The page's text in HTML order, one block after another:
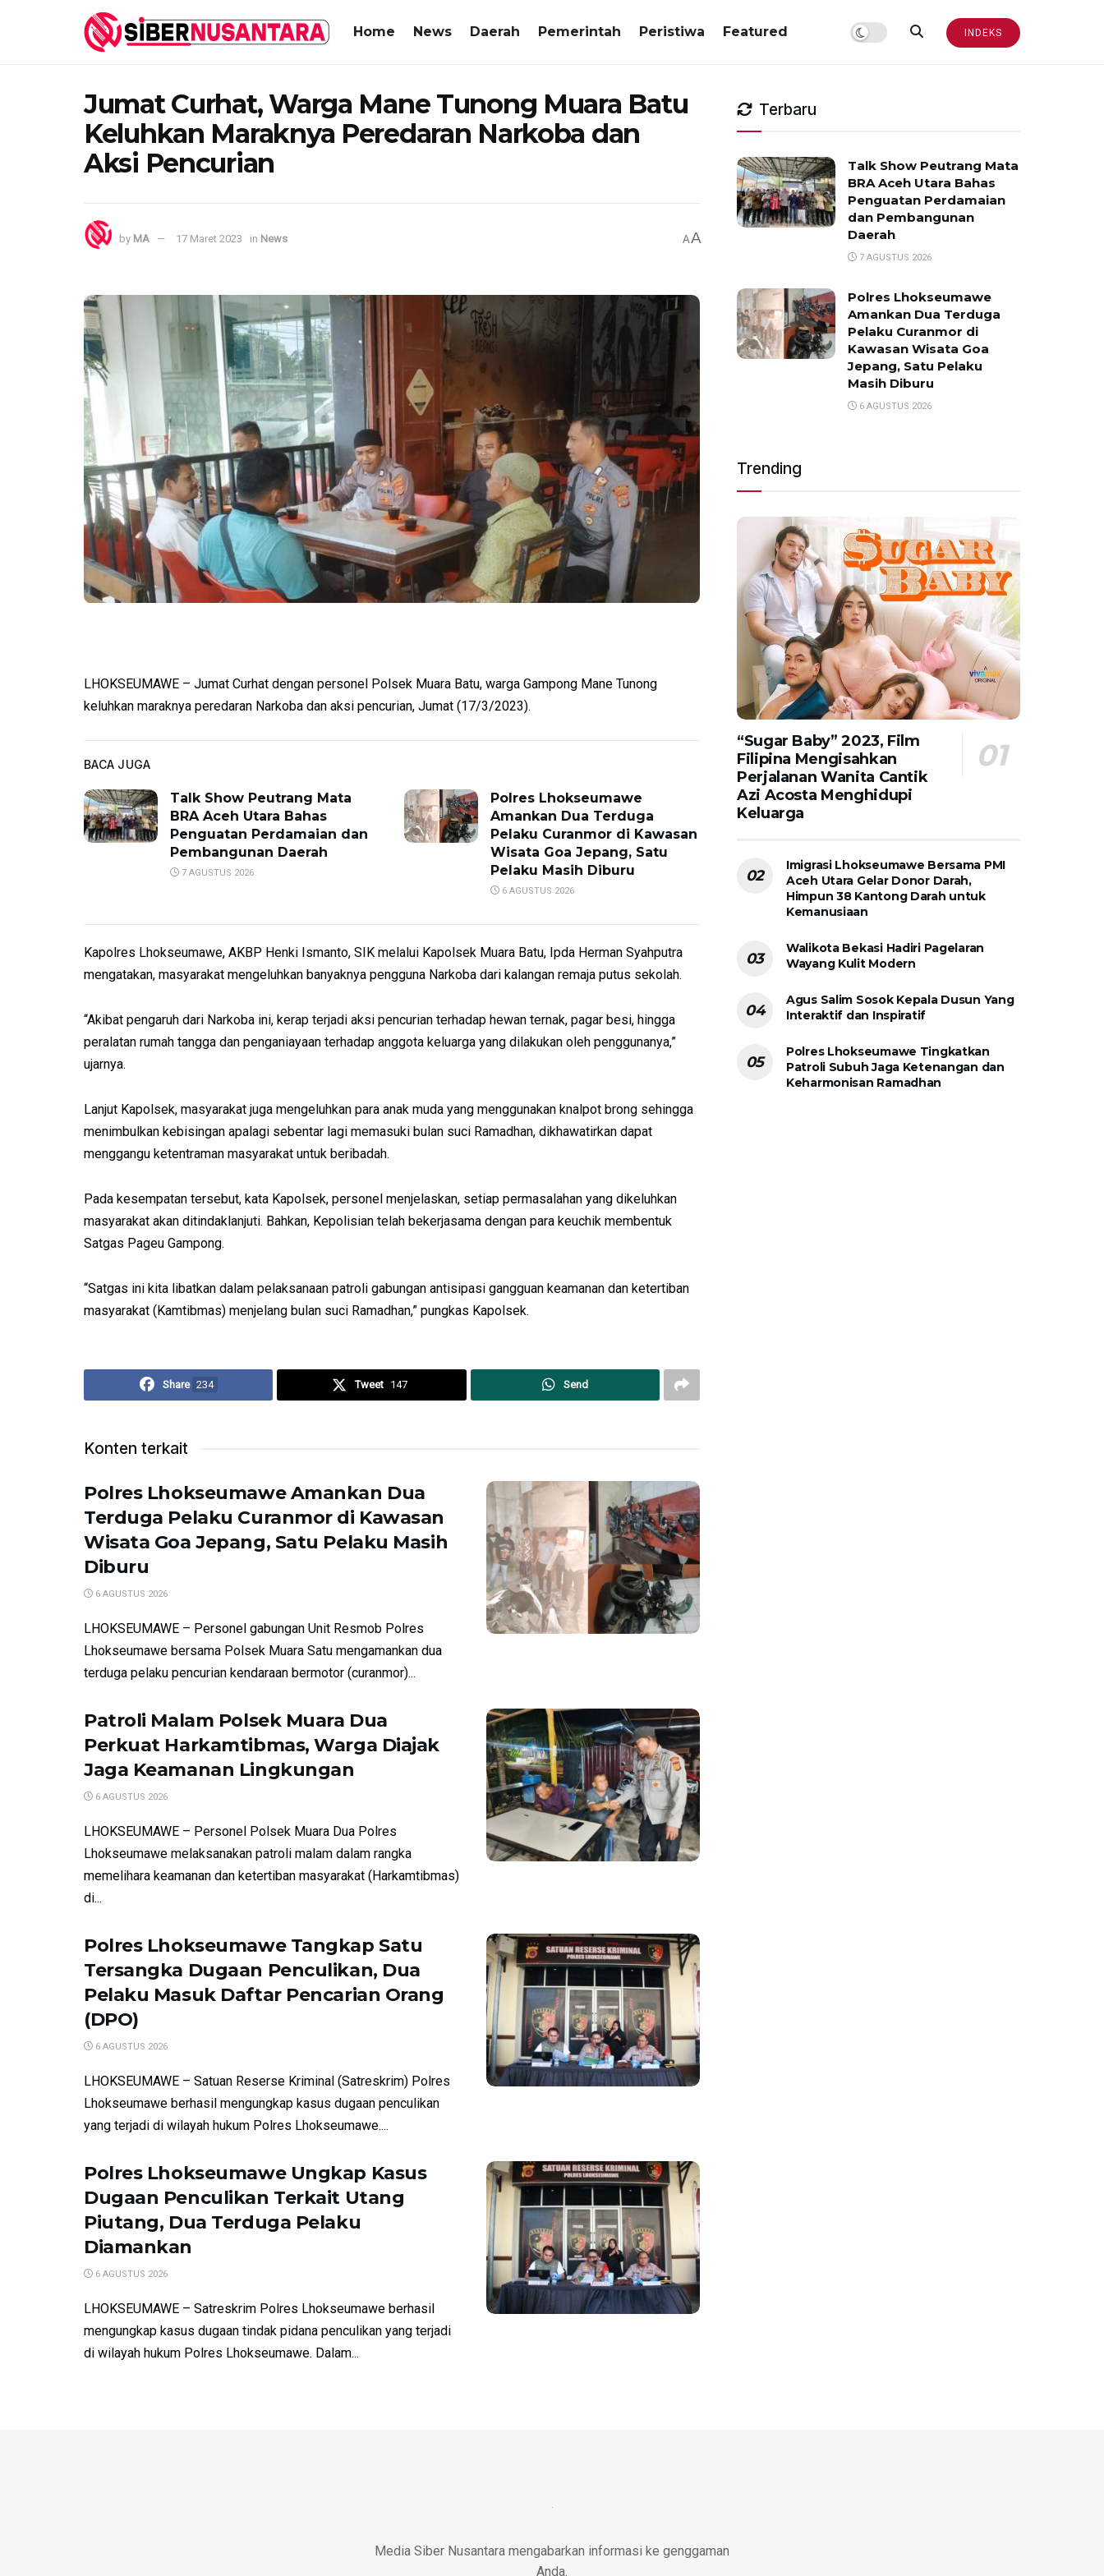
Home News Daerah Pemerintah Peristiwa Featured INDEKS
Jumat Curhat, Warga Mane Tunong Muara Batu
Keluhkan Maraknya Peredaran Narkoba dan
Aksi Pencurian
by MA 17 Maret 2023 in News AA
LHOKSEUMAWE – Jumat Curhat dengan personel Polsek Muara Batu, warga Gampong Mane Tunong
keluhkan maraknya peredaran Narkoba dan aksi pencurian, Jumat (17/3/2023).
BACA JUGA
Talk Show Peutrang Mata
BRA Aceh Utara Bahas
Penguatan Perdamaian dan
Pembangunan Daerah
7 AGUSTUS 2026
Polres Lhokseumawe
Amankan Dua Terduga
Pelaku Curanmor di Kawasan
Wisata Goa Jepang, Satu
Pelaku Masih Diburu
6 AGUSTUS 2026
Kapolres Lhokseumawe, AKBP Henki Ismanto, SIK melalui Kapolsek Muara Batu, Ipda Herman Syahputra
mengatakan, masyarakat mengeluhkan banyaknya pengguna Narkoba dari kalangan remaja putus sekolah.
“Akibat pengaruh dari Narkoba ini, kerap terjadi aksi pencurian terhadap hewan ternak, pagar besi, hingga
peralatan rumah tangga dan penganiayaan terhadap anggota keluarga yang dilakukan oleh penggunanya,”
ujarnya.
Lanjut Kapolsek, masyarakat juga mengeluhkan para anak muda yang menggunakan knalpot brong sehingga
menimbulkan kebisingan apalagi sebentar lagi memasuki bulan suci Ramadhan, dikhawatirkan dapat
menggangu ketentraman masyarakat untuk beribadah.
Pada kesempatan tersebut, kata Kapolsek, personel menjelaskan, setiap permasalahan yang dikeluhkan
masyarakat akan ditindaklanjuti. Bahkan, Kepolisian telah bekerjasama dengan para keuchik membentuk
Satgas Pageu Gampong.
“Satgas ini kita libatkan dalam pelaksanaan patroli gabungan antisipasi gangguan keamanan dan ketertiban
masyarakat (Kamtibmas) menjelang bulan suci Ramadhan,” pungkas Kapolsek.
Share 234 Tweet 147 Send
Konten terkait
Polres Lhokseumawe Amankan Dua
Terduga Pelaku Curanmor di Kawasan
Wisata Goa Jepang, Satu Pelaku Masih
Diburu
6 AGUSTUS 2026
LHOKSEUMAWE – Personel gabungan Unit Resmob Polres
Lhokseumawe bersama Polsek Muara Satu mengamankan dua
terduga pelaku pencurian kendaraan bermotor (curanmor)...
Patroli Malam Polsek Muara Dua
Perkuat Harkamtibmas, Warga Diajak
Jaga Keamanan Lingkungan
6 AGUSTUS 2026
LHOKSEUMAWE – Personel Polsek Muara Dua Polres
Lhokseumawe melaksanakan patroli malam dalam rangka
memelihara keamanan dan ketertiban masyarakat (Harkamtibmas)
di...
Polres Lhokseumawe Tangkap Satu
Tersangka Dugaan Penculikan, Dua
Pelaku Masuk Daftar Pencarian Orang
(DPO)
6 AGUSTUS 2026
LHOKSEUMAWE – Satuan Reserse Kriminal (Satreskrim) Polres
Lhokseumawe berhasil mengungkap kasus dugaan penculikan
yang terjadi di wilayah hukum Polres Lhokseumawe....
Polres Lhokseumawe Ungkap Kasus
Dugaan Penculikan Terkait Utang
Piutang, Dua Terduga Pelaku
Diamankan
6 AGUSTUS 2026
LHOKSEUMAWE – Satreskrim Polres Lhokseumawe berhasil
mengungkap kasus dugaan tindak pidana penculikan yang terjadi
di wilayah hukum Polres Lhokseumawe. Dalam...
Terbaru
Talk Show Peutrang Mata
BRA Aceh Utara Bahas
Penguatan Perdamaian
dan Pembangunan
Daerah
7 AGUSTUS 2026
Polres Lhokseumawe
Amankan Dua Terduga
Pelaku Curanmor di
Kawasan Wisata Goa
Jepang, Satu Pelaku
Masih Diburu
6 AGUSTUS 2026
Trending
“Sugar Baby” 2023, Film
Filipina Mengisahkan
Perjalanan Wanita Cantik
Azi Acosta Menghidupi
Keluarga
Imigrasi Lhokseumawe Bersama PMI
Aceh Utara Gelar Donor Darah,
Himpun 38 Kantong Darah untuk
Kemanusiaan
Walikota Bekasi Hadiri Pagelaran
Wayang Kulit Modern
Agus Salim Sosok Kepala Dusun Yang
Interaktif dan Inspiratif
Polres Lhokseumawe Tingkatkan
Patroli Subuh Jaga Ketenangan dan
Keharmonisan Ramadhan
Media Siber Nusantara mengabarkan informasi ke genggaman
Anda.